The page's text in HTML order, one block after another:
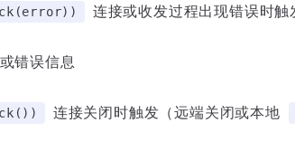
连接或收发过程出现错误时触
错误信息
连接关闭时触发（远端关闭或本地